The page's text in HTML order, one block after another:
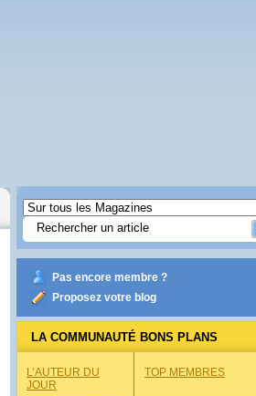
Pas encore membre ?
Proposez votre blog
LA COMMUNAUTÉ BONS PLANS
L’AUTEUR DU
JOUR
TOP MEMBRES